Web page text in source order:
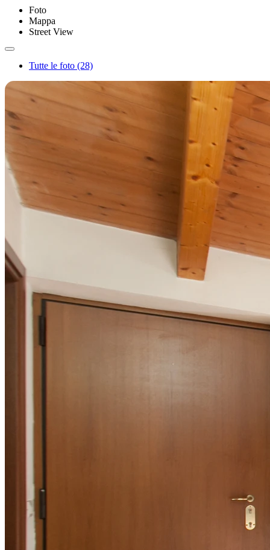
Foto
Mappa
Street View
Tutte le foto (28)